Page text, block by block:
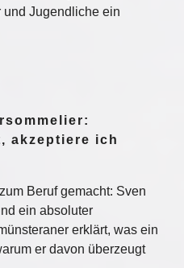
und Jugendliche ein
akzeptiere ich
Beruf gemacht: Sven
ein absoluter
erklärt, was ein
er davon überzeugt